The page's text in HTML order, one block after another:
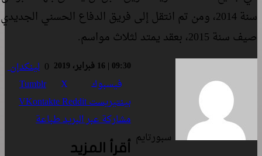
سنة 2014، ومن تم انتقل إلى فريق الدفاع الحسني الجديدي
صيف سنة 2015، بعقد يمتد لثلاث مواسم.
سبورتايم
09:30 | 16 فبراير، 2019
0
فيسبوك
‫X
لينكدإن
Tumblr
بينتيريست
مشاركة عبر البريدطباعة
أقرأ المزيد